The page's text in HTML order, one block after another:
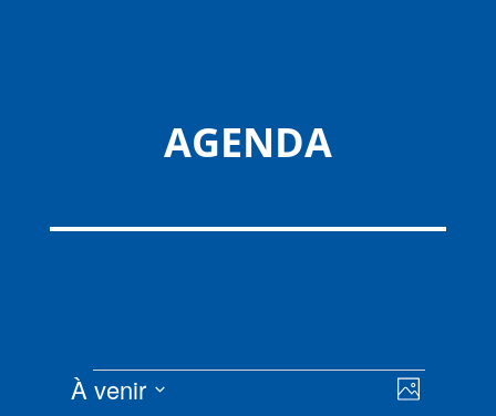
AGENDA
Évènements de
Photo
À venir